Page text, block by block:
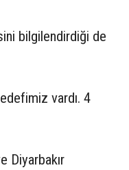
bilgilendirdiği de
vardı. 4
Diyarbakır